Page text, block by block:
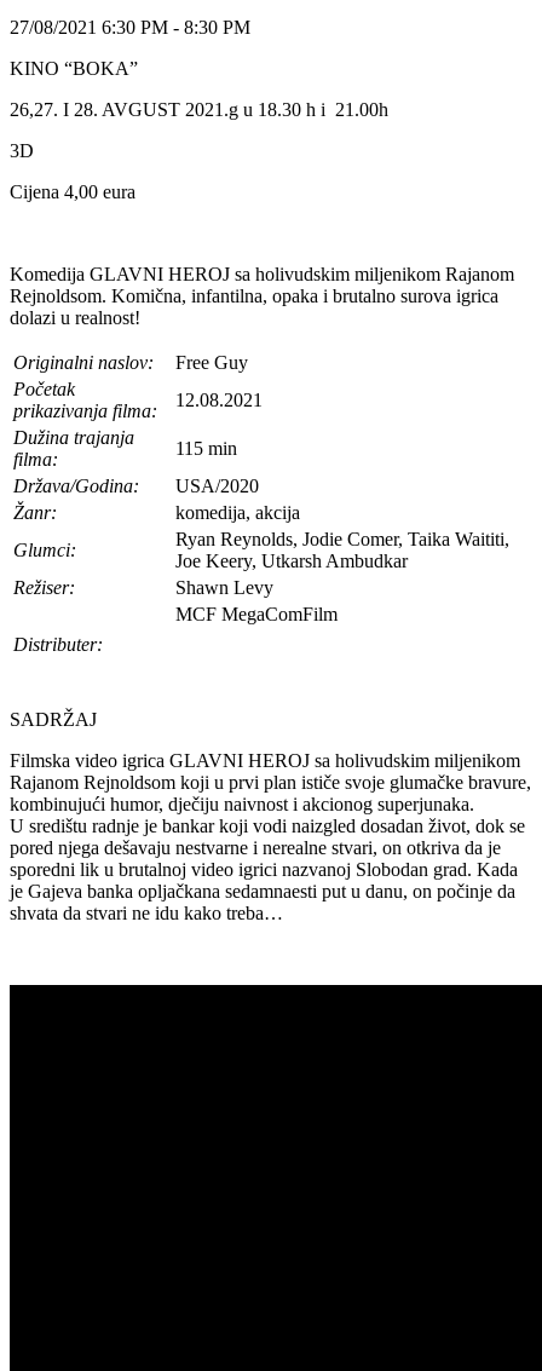
27/08/2021 6:30 PM - 8:30 PM
KINO “BOKA”
26,27. I 28. AVGUST 2021.g u 18.30 h i 21.00h
3D
Cijena 4,00 eura
Komedija GLAVNI HEROJ sa holivudskim miljenikom Rajanom
Rejnoldsom. Komična, infantilna, opaka i brutalno surova igrica
dolazi u realnost!
Originalni naslov:
Free Guy
Početak
prikazivanja filma:
12.08.2021
Dužina trajanja
filma:
115 min
Država/Godina:
USA/2020
Žanr:
komedija, akcija
Glumci:
Ryan Reynolds, Jodie Comer, Taika Waititi,
Joe Keery, Utkarsh Ambudkar
Režiser:
Shawn Levy
Distributer:
MCF MegaComFilm
SADRŽAJ
Filmska video igrica GLAVNI HEROJ sa holivudskim miljenikom
Rajanom Rejnoldsom koji u prvi plan ističe svoje glumačke bravure,
kombinujući humor, dječiju naivnost i akcionog superjunaka.
U središtu radnje je bankar koji vodi naizgled dosadan život, dok se
pored njega dešavaju nestvarne i nerealne stvari, on otkriva da je
sporedni lik u brutalnoj video igrici nazvanoj Slobodan grad. Kada
je Gajeva banka opljačkana sedamnaesti put u danu, on počinje da
shvata da stvari ne idu kako treba…